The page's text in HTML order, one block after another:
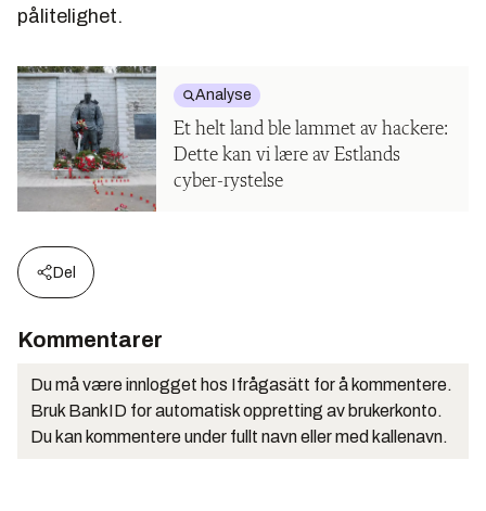
pålitelighet.
Analyse
Et helt land ble lammet av hackere:
Dette kan vi lære av Estlands
cyber-rystelse
Del
Kommentarer
Du må være innlogget hos Ifrågasätt for å kommentere.
Bruk BankID for automatisk oppretting av brukerkonto.
Du kan kommentere under fullt navn eller med kallenavn.